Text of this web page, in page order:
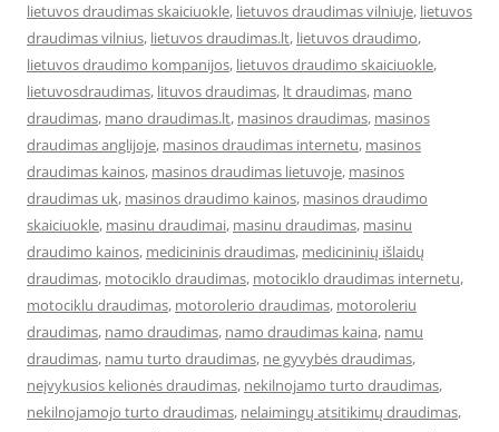
lietuvos draudimas skaiciuokle, lietuvos draudimas vilniuje, lietuvos
draudimas vilnius, lietuvos draudimas.lt, lietuvos draudimo,
lietuvos draudimo kompanijos, lietuvos draudimo skaiciuokle,
lietuvosdraudimas, lituvos draudimas, lt draudimas, mano
draudimas, mano draudimas.lt, masinos draudimas, masinos
draudimas anglijoje, masinos draudimas internetu, masinos
draudimas kainos, masinos draudimas lietuvoje, masinos
draudimas uk, masinos draudimo kainos, masinos draudimo
skaiciuokle, masinu draudimai, masinu draudimas, masinu
draudimo kainos, medicininis draudimas, medicininių išlaidų
draudimas, motociklo draudimas, motociklo draudimas internetu,
motociklu draudimas, motorolerio draudimas, motoroleriu
draudimas, namo draudimas, namo draudimas kaina, namu
draudimas, namu turto draudimas, ne gyvybės draudimas,
neįvykusios kelionės draudimas, nekilnojamo turto draudimas,
nekilnojamojo turto draudimas, nelaimingų atsitikimų draudimas,